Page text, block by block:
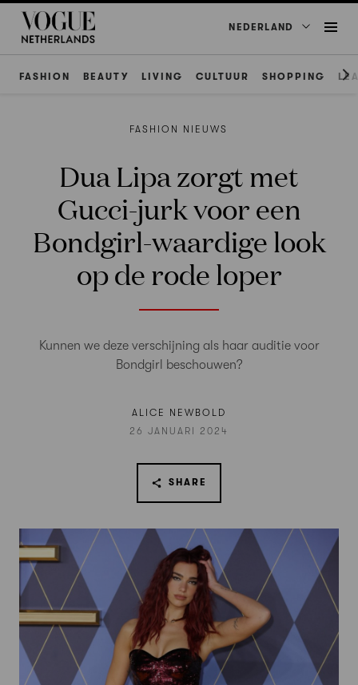
NEDERLAND
FASHION BEAUTY LIVING CULTUUR SHOPPING
FASHION NIEUWS
Dua Lipa zorgt met
Gucci-jurk voor een
Bondgirl-waardige look
op de rode loper
Kunnen we deze verschijning als haar auditie voor
Bondgirl beschouwen?
ALICE NEWBOLD
26 JANUARI 2024
SHARE